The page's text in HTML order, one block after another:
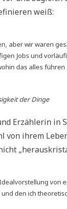
weiß:
aber wir waren
Jobs und
das alles
der Dinge
Erzählerin in
von ihrem
von
den ich